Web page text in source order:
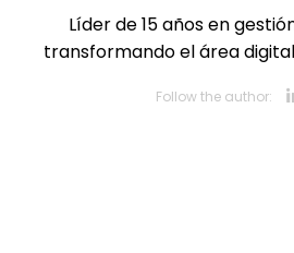
Líder de 15 años en
transformando el área
Follow the author: